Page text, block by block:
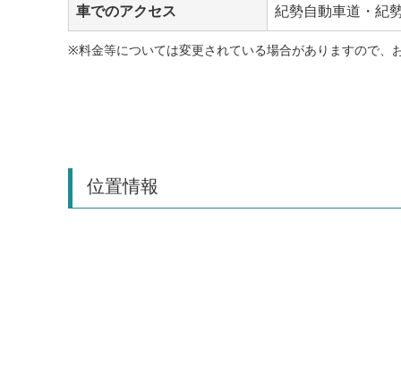
車でのアクセス 紀勢自動車道・紀
※料金等については変更されている場合がありますので、
位置情報